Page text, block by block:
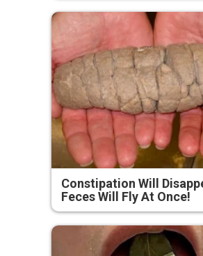
Constipation Will
Feces Will Fly At Once!